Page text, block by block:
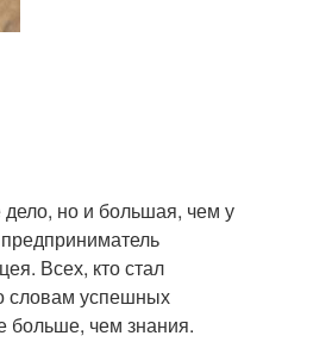
но и большая, чем у
Всех, кто стал
словам успешных
больше, чем знания.